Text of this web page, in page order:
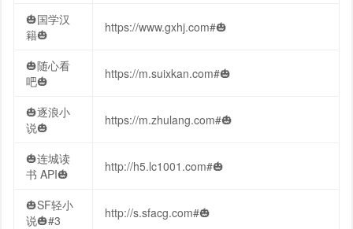
🎃国学汉
籍🎃
https://www.gxhj.com#🎃
🎃随心看
吧🎃
https://m.suixkan.com#🎃
🎃逐浪小
说🎃
https://m.zhulang.com#🎃
🎃连城读
书 API🎃
http://h5.lc1001.com#🎃
🎃SF轻小
说🎃#3
http://s.sfacg.com#🎃